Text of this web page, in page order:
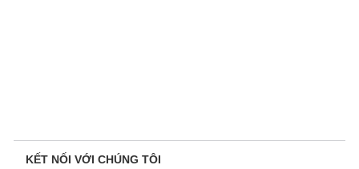
KẾT NỐI VỚI CHÚNG TÔI